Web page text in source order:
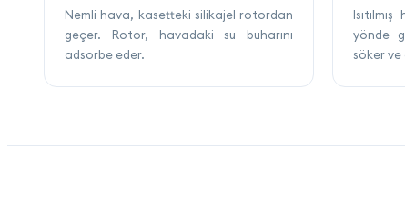
Nemli hava, kasetteki silikajel rotordan
geçer. Rotor, havadaki su buharını
adsorbe eder.
yönde
söker ve